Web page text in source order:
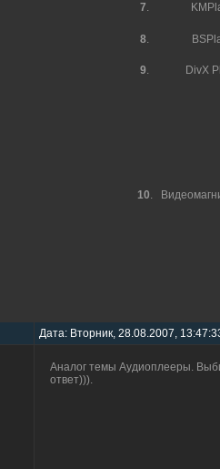
7.
8.
9. DivX
10.
Дата: Вторник, 28.08.2007,
Аналог темы Аудиоплееры.
ответ))).